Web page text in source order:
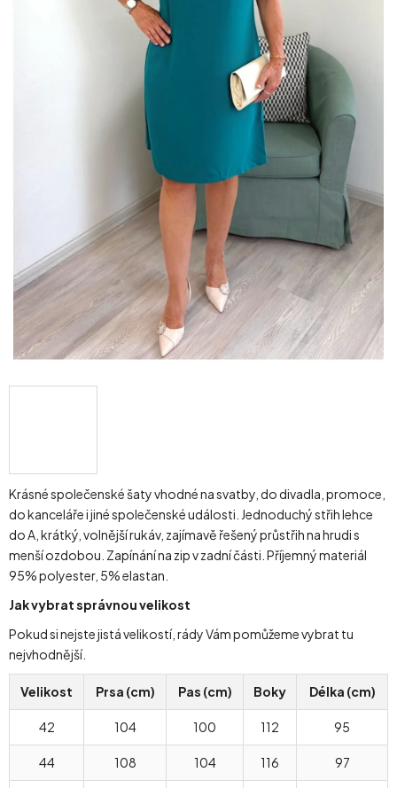
Krásné společenské šaty vhodné na svatby, do divadla, promoce,
do kanceláře i jiné společenské události. Jednoduchý střih lehce
do A, krátký, volnější rukáv, zajímavě řešený průstřih na hrudi s
menší ozdobou. Zapínání na zip v zadní části. Příjemný materiál
95% polyester, 5% elastan.
Jak vybrat správnou velikost
Pokud si nejste jistá velikostí, rády Vám pomůžeme vybrat tu
nejvhodnější.
Velikost Prsa (cm) Pas (cm) Boky Délka (cm)
42 104 100 112 95
44 108 104 116 97